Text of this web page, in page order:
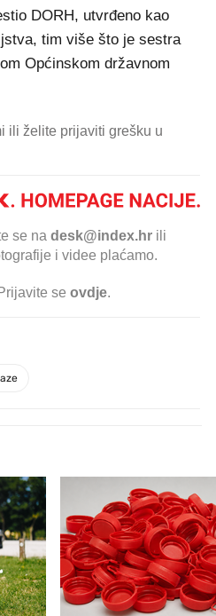
DORH, utvrđeno kao
tim više što je sestra
Općinskom državnom
ili želite prijaviti grešku u
se na desk@index.hr ili
i videe plaćamo.
se ovdje.